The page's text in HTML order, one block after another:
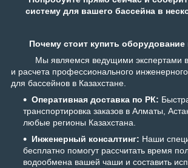
систему для вашего бассейна в
Почему стоит купить оборудование
Мы являемся ведущими экспертами в
и расчета профессионального
для бассейнов в Казахстане.
Оперативная доставка по РК:
транспортировка заказов в Алматы,
любые регионы Казахстана.
Инженерный консалтинг: Наши
бесплатно помогут рассчитать время
водообмена вашей чаши и составить